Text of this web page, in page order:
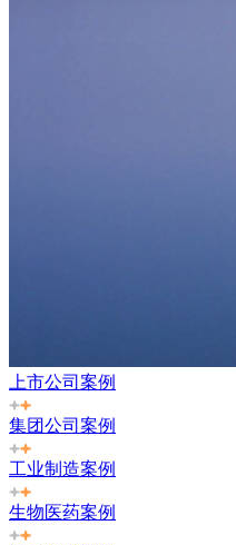
上市公司案例
集团公司案例
工业制造案例
生物医药案例